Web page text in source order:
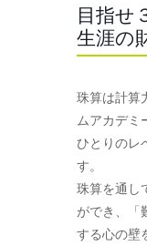
目指せ
生涯の
珠算は計算
ムアカデミ
ひとりのレ
す。
珠算を通し
ができ、「
する心の壁